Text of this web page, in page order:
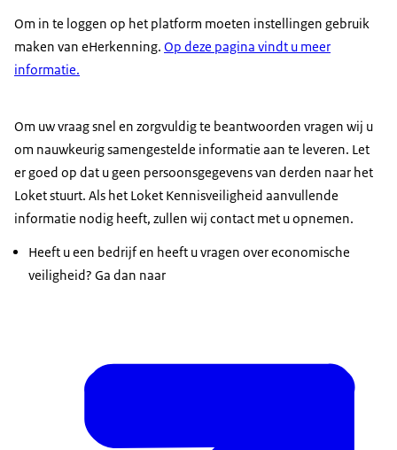
Om in te loggen op het platform moeten instellingen gebruik
maken van eHerkenning. Op deze pagina vindt u meer
informatie.
Om uw vraag snel en zorgvuldig te beantwoorden vragen wij u
om nauwkeurig samengestelde informatie aan te leveren. Let
er goed op dat u geen persoonsgegevens van derden naar het
Loket stuurt. Als het Loket Kennisveiligheid aanvullende
informatie nodig heeft, zullen wij contact met u opnemen.
Heeft u een bedrijf en heeft u vragen over economische
veiligheid? Ga dan naar